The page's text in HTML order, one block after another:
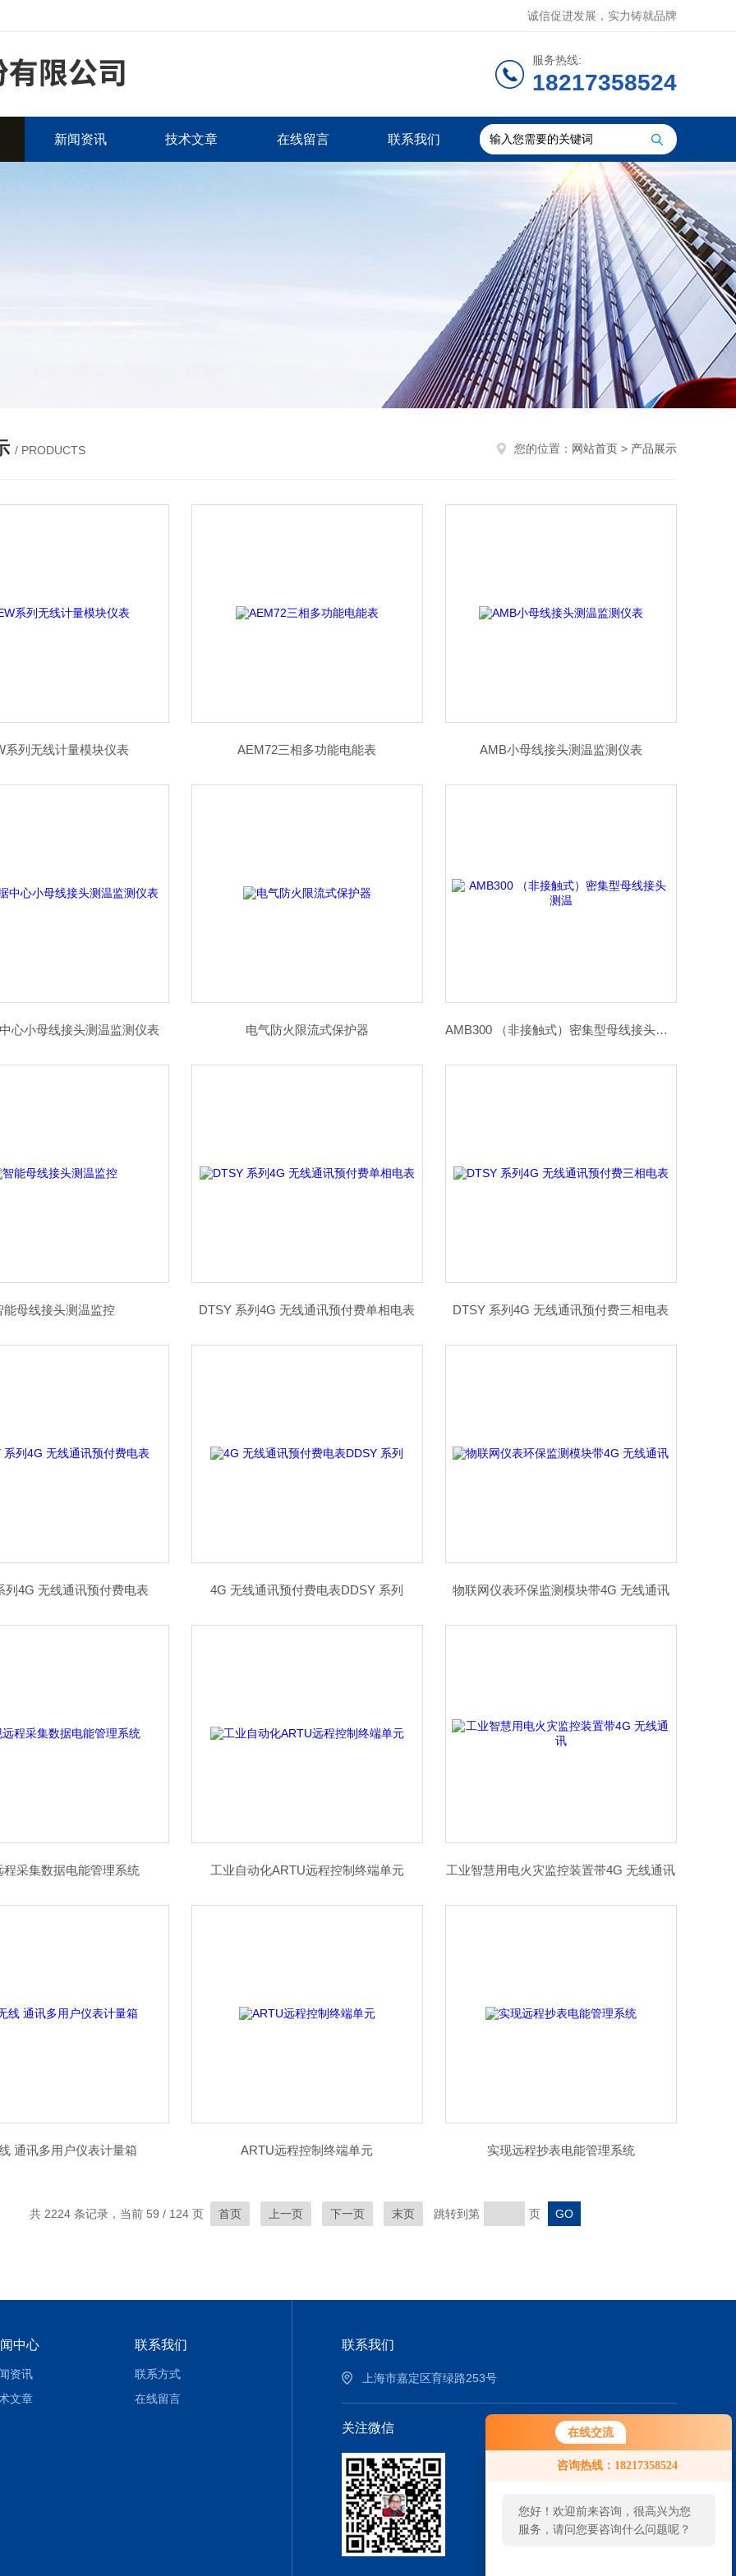
在线交流
咨询热线：18217358524
您好！欢迎前来咨询，很高兴为您
服务，请问您要咨询什么问题呢？
诚信促进发展，实力铸就品牌
服务热线:
18217358524
新闻资讯 技术文章 在线留言 联系我们
/ PRODUCTS 您的位置： 网站首页 > 产品展示
系列无线计量模块仪表 AEM72三相多功能电能表 AMB小母线接头测温监测仪表
心小母线接头测温监测仪表 电气防火限流式保护器 AMB300 （非接触式）密集型母线接头测温
能母线接头测温监控 DTSY 系列4G 无线通讯预付费单相电表 DTSY 系列4G 无线通讯预付费三相电表
列4G 无线通讯预付费电表 4G 无线通讯预付费电表DDSY 系列 物联网仪表环保监测模块带4G 无线通讯
程采集数据电能管理系统 工业自动化ARTU远程控制终端单元 工业智慧用电火灾监控装置带4G 无线通讯
通讯多用户仪表计量箱 ARTU远程控制终端单元 实现远程抄表电能管理系统
共 2224 条记录，当前 59 / 124 页 首页 上一页 下一页 末页 跳转到第 页
中心
资讯
文章
联系我们
联系方式
在线留言
联系我们
上海市嘉定区育绿路253号
关注微信